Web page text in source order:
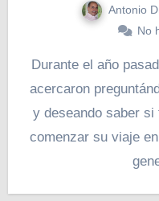
Antonio
No
Durante el año pasado, muchas empresas se nos
acercaron
y deseando saber si
comenzar su viaje